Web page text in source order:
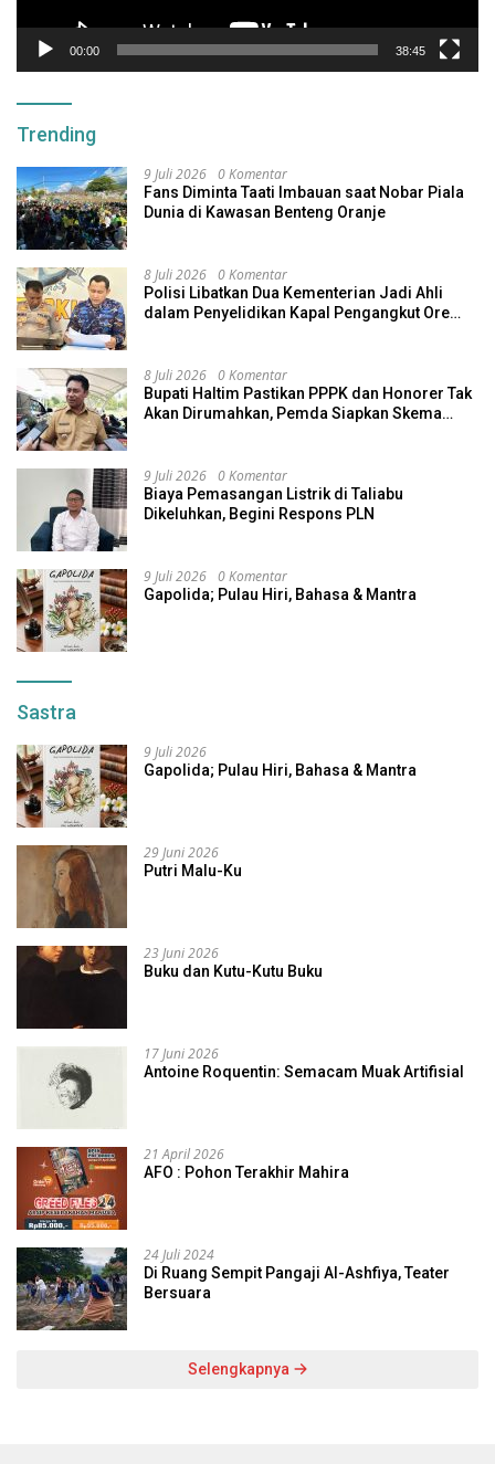
00:00 38:45
Trending
9 Juli 2026 0 Komentar
Fans Diminta Taati Imbauan saat Nobar Piala
Dunia di Kawasan Benteng Oranje
8 Juli 2026 0 Komentar
Polisi Libatkan Dua Kementerian Jadi Ahli
dalam Penyelidikan Kapal Pengangkut Ore
8 Juli 2026 0 Komentar
Bupati Haltim Pastikan PPPK dan Honorer Tak
Akan Dirumahkan, Pemda Siapkan Skema
9 Juli 2026 0 Komentar
Biaya Pemasangan Listrik di Taliabu
Dikeluhkan, Begini Respons PLN
9 Juli 2026 0 Komentar
Gapolida; Pulau Hiri, Bahasa & Mantra
Sastra
9 Juli 2026
Gapolida; Pulau Hiri, Bahasa & Mantra
29 Juni 2026
Putri Malu-Ku
23 Juni 2026
Buku dan Kutu-Kutu Buku
17 Juni 2026
Antoine Roquentin: Semacam Muak Artifisial
21 April 2026
AFO : Pohon Terakhir Mahira
24 Juli 2024
Di Ruang Sempit Pangaji Al-Ashfiya, Teater
Bersuara
Selengkapnya